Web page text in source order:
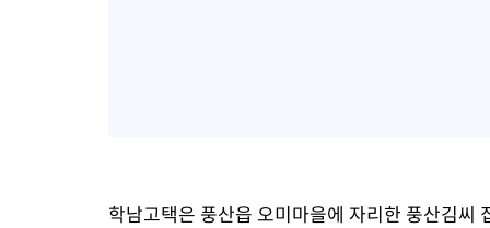
학남고택은 풍산읍 오미마을에 자리한 풍산김씨